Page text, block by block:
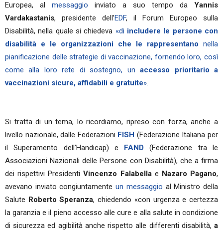
Europea, al messaggio inviato a suo tempo da Yannis
Vardakastanis, presidente dell’EDF, il Forum Europeo sulla
Disabilità, nella quale si chiedeva «di includere le persone con
disabilità e le organizzazioni che le rappresentano nella
pianificazione delle strategie di vaccinazione, fornendo loro, così
come alla loro rete di sostegno, unaccesso prioritario a
vaccinazioni sicure, affidabili e gratuite».
Si tratta di un tema, lo ricordiamo, ripreso con forza, anche a
livello nazionale, dalle Federazioni FISH (Federazione Italiana per
il Superamento dell’Handicap) e FAND (Federazione tra le
Associazioni Nazionali delle Persone con Disabilità), che a firma
dei rispettivi PresidentiVincenzo Falabella e Nazaro Pagano,
avevano inviato congiuntamenteun messaggio al Ministro della
Salute Roberto Speranza, chiedendo «con urgenza e certezza
la garanzia e il pieno accesso alle cure e alla salute in condizione
di sicurezza ed agibilità anche rispetto alle differenti disabilità, a